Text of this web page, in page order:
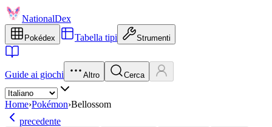
NationalDex
Pokédex Tabella tipi Strumenti
Guide ai giochi Altro Cerca
Home›Pokémon›Bellossom
precedente